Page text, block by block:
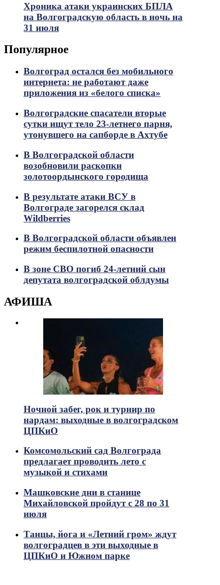
Хроника атаки украинских БПЛА
на Волгоградскую область в ночь на
31 июля
Популярное
Волгоград остался без мобильного
интернета: не работают даже
приложения из «белого списка»
Волгоградские спасатели вторые
сутки ищут тело 23-летнего парня,
утонувшего на сапборде в Ахтубе
В Волгоградской области
возобновили раскопки
золотоордынского городища
В результате атаки ВСУ в
Волгограде загорелся склад
Wildberries
В Волгоградской области объявлен
режим беспилотной опасности
В зоне СВО погиб 24-летний сын
депутата волгоградской облдумы
АФИША
Ночной забег, рок и турнир по
нардам: выходные в волгоградском
ЦПКиО
Комсомольский сад Волгограда
предлагает проводить лето с
музыкой и стихами
Машковские дни в станице
Михайловской пройдут с 28 по 31
июля
Танцы, йога и «Летний гром» ждут
волгоградцев в эти выходные в
ЦПКиО и Южном парке